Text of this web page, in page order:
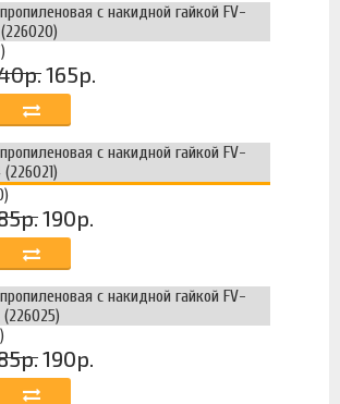
с накидной гайкой FV-
165р.
с накидной гайкой FV-
190р.
с накидной гайкой FV-
190р.